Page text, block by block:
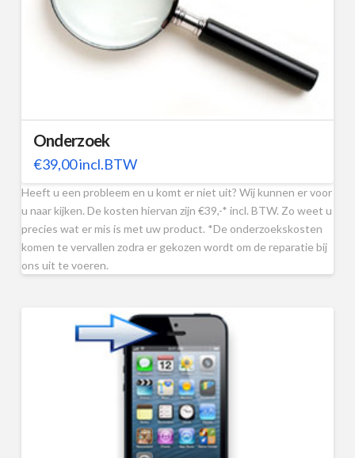
Onderzoek
€39,00incl.BTW
Heeft u een probleem en u komt er niet uit? Wij kunnen er voor
u naar kijken. De kosten hiervan zijn €39,-* incl. BTW. Zo weet u
precies wat er mis is met uw product. *De onderzoekskosten
komen te vervallen zodra er gekozen wordt om de reparatie bij
ons uit te voeren.